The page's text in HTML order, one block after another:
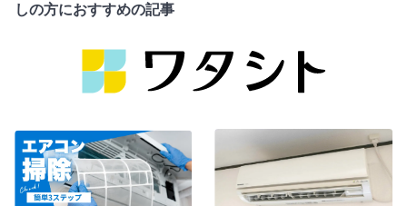
しの方におすすめの記事